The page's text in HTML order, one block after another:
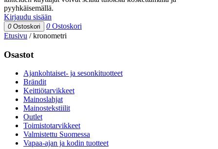
pyyhkäisemällä.
Kirjaudu sisään
0 Ostoskori 0 Ostoskori
Etusivu /kronometri
Osastot
Ajankohtaiset- ja sesonkituotteet
Brändit
Keittiötarvikkeet
Mainoslahjat
Mainostekstiilit
Outlet
Toimistotarvikkeet
Valmistettu Suomessa
Vapaa-ajan ja kodin tuotteet